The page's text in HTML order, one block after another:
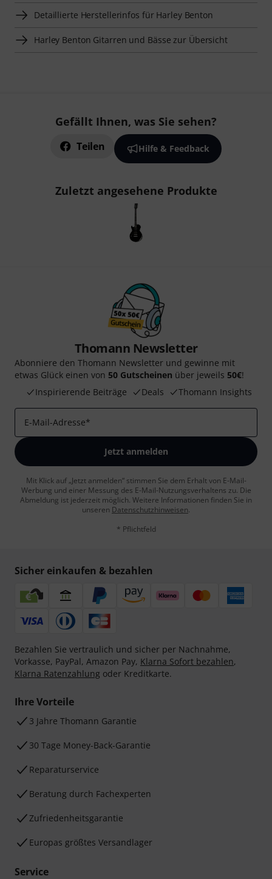
Detaillierte Herstellerinfos für Harley Benton
Harley Benton Gitarren und Bässe zur Übersicht
Gefällt Ihnen, was Sie sehen?
Teilen Hilfe & Feedback
Zuletzt angesehene Produkte
Thomann Newsletter
Abonniere den Thomann Newsletter und gewinne mit
etwas Glück einen von 50 Gutscheinen über jeweils 50€!
Inspirierende Beiträge
Deals Thomann Insights
E-Mail-Adresse*
Jetzt anmelden
Mit Klick auf „Jetzt anmelden“ stimmen Sie dem Erhalt von E-Mail-
Werbung und einer Messung des E-Mail-Nutzungsverhaltens zu. Die
Abmeldung ist jederzeit möglich. Weitere Informationen finden Sie in
unseren Datenschutzhinweisen.
* Pflichtfeld
Sicher einkaufen & bezahlen
Bezahlen Sie vertraulich und sicher per Nachnahme,
Vorkasse, PayPal, Amazon Pay, Klarna Sofort bezahlen,
Klarna Ratenzahlung oder Kreditkarte.
Ihre Vorteile
3 Jahre Thomann Garantie
30 Tage Money-Back-Garantie
Reparaturservice
Beratung durch Fachexperten
Zufriedenheitsgarantie
Europas größtes Versandlager
Service